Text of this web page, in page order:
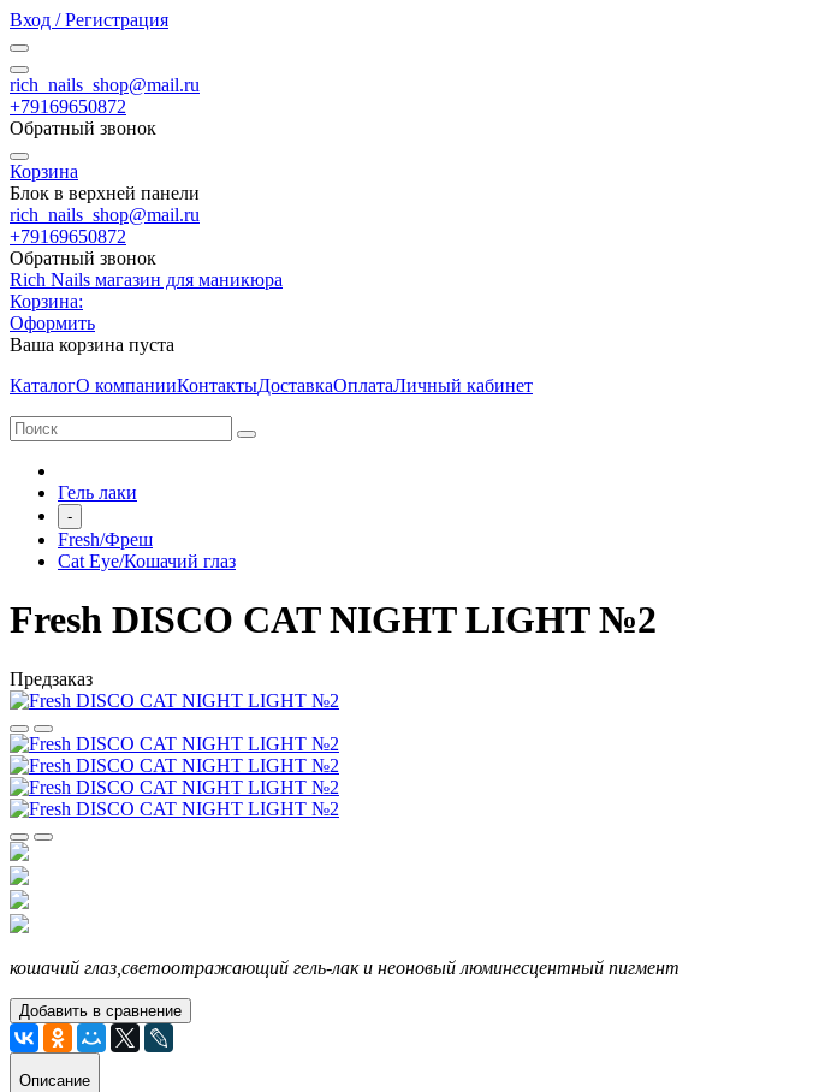
Вход / Регистрация
rich_nails_shop@mail.ru
+79169650872
Обратный звонок
Корзина
Блок в верхней панели
rich_nails_shop@mail.ru
+79169650872
Обратный звонок
Rich Nails магазин для маникюра
Корзина:
Оформить
Ваша корзина пуста
КаталогО компанииКонтактыДоставкаОплатаЛичный кабинет
Гель лаки
-
Fresh/Фреш
Cat Eye/Кошачий глаз
Fresh DISCO CAT NIGHT LIGHT №2
Предзаказ
кошачий глаз,светоотражающий гель-лак и неоновый люминесцентный пигмент
Добавить в сравнение
Описание